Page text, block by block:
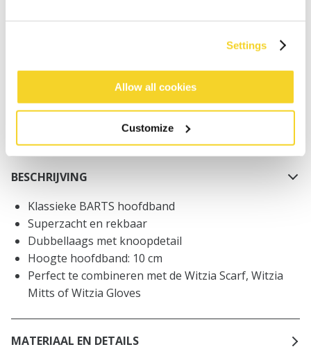
Settings
Allow all cookies
Customize
Bestellingen die op werkdagen vóór 12:00 uur
Gratis verzending voor orders boven € 50,- binnen
Binnen 30 dagen retourneren
BESCHRIJVING
Klassieke BARTS hoofdband
Superzacht en rekbaar
Dubbellaags met knoopdetail
Hoogte hoofdband: 10 cm
Perfect te combineren met de Witzia Scarf, Witzia
Mitts of Witzia Gloves
MATERIAAL EN DETAILS